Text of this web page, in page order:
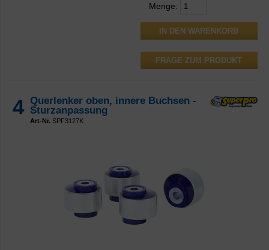
Menge:
FRAGE ZUM PRODUKT
4 Querlenker oben, innere Buchsen -
Sturzanpassung
Art-Nr. SPF3127K